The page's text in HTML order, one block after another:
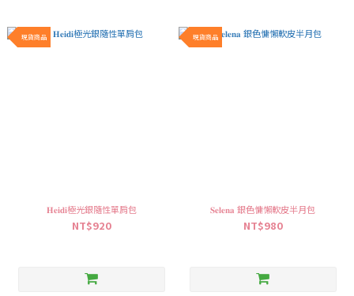
現貨商品
𝐇𝐞𝐢𝐝𝐢極光銀隨性單肩包
NT$920
現貨商品
⁠𝐒𝐞𝐥𝐞𝐧𝐚 銀色慵懶軟皮半月包
NT$980